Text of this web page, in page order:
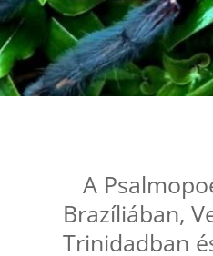
A
Brazíliában,
Trinidadban